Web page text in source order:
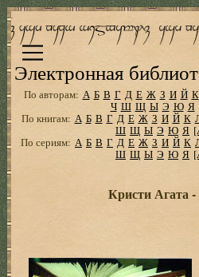
Электронная
По авторам: А Б В Г Д Е Ж З И Й К
Ч Ш Щ Ы Э Ю Я
По книгам: А Б В Г Д Е Ж З И Й К
Ш Щ Ы Э Ю Я
По сериям: А Б В Г Д Е Ж З И Й К
Ш Щ Ы Э Ю Я
Кристи Агата -